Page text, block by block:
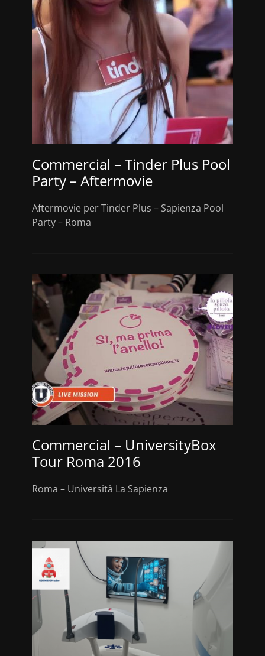
Commercial – Tinder Plus Pool
Party – Aftermovie
Aftermovie per Tinder Plus – Sapienza Pool
Party – Roma
Commercial – UniversityBox
Tour Roma 2016
Roma – Università La Sapienza